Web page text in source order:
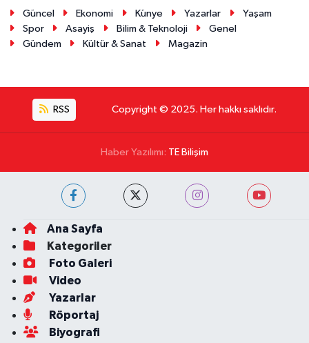
Güncel Ekonomi Künye Yazarlar
Yaşam
Spor
Asayiş Bilim & Teknoloji
Genel
Gündem
Kültür & Sanat Magazin
RSS Copyright © 2025. Her hakkı saklıdır.
Haber Yazılımı: TE Bilişim
Ana Sayfa
Kategoriler
Foto Galeri
Video
Yazarlar
Röportaj
Biyografi